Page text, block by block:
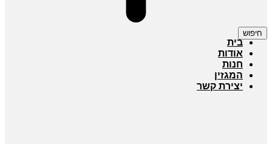
חיפוש
בית
אודות
חנות
המגזין
יצירת קשר